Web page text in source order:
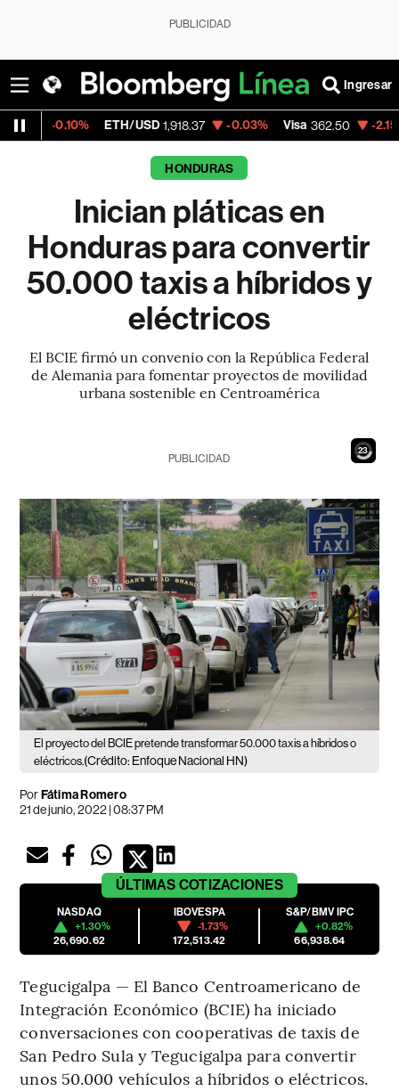
PUBLICIDAD
Ingresar
ETH/USD 1,918.37 -0.03% Visa 362.50 -2.15%
HONDURAS
Inician pláticas en
Honduras para convertir
50.000 taxis a híbridos y
eléctricos
El BCIE firmó un convenio con la República Federal
de Alemania para fomentar proyectos de movilidad
urbana sostenible en Centroamérica
21
PUBLICIDAD
El proyecto del BCIE pretende transformar 50.000 taxis a híbridos o
eléctricos.(Crédito: Enfoque Nacional HN)
PorFátima Romero
21 de junio, 2022 | 08:37 PM
ÚLTIMAS COTIZACIONES
NASDAQ
+1.30%
26,690.62
IBOVESPA
-1.73%
172,513.42
S&P/BMV IPC
+0.82%
66,938.64
Tegucigalpa — El Banco Centroamericano de
Integración Económico (BCIE) ha iniciado
conversaciones con cooperativas de taxis de
San Pedro Sula y Tegucigalpa para convertir
unos 50.000 vehículos a híbridos o eléctricos.